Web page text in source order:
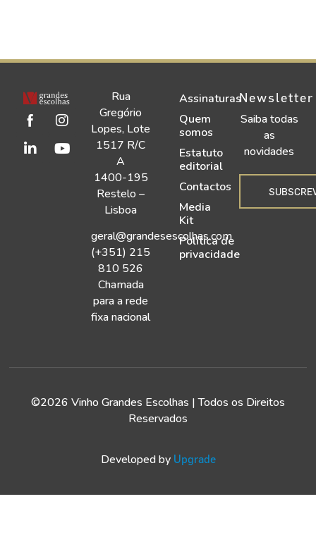
Rua
Gregório
Lopes, Lote
1517 R/C
A
1400-195
Restelo –
Lisboa
geral@grandesescolhas.com
(+351) 215
810 526
Chamada
para a rede
fixa nacional
Assinaturas
Quem
somos
Estatuto
editorial
Contactos
Media
Kit
Política de
privacidade
Newsletter
Saiba todas
as
novidades
©2026 Vinho Grandes Escolhas | Todos os Direitos
Reservados
Developed by Upgrade